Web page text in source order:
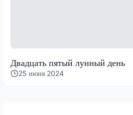
Двадцать пятый лунный день
25 июня 2024